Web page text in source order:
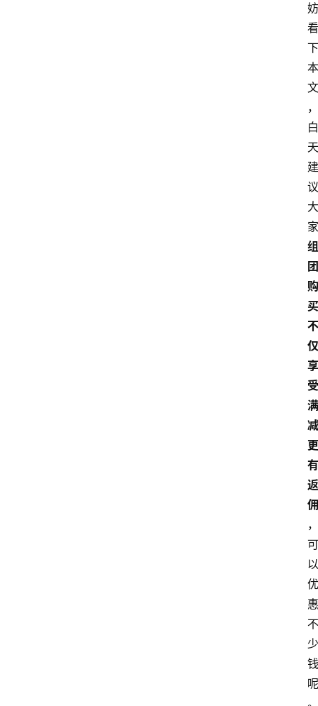
妨
看
下
本
文
，
白
天
建
议
大
家
组
团
购
买
不
仅
享
受
满
减
更
有
返
佣
，
可
以
优
惠
不
少
钱
呢
。